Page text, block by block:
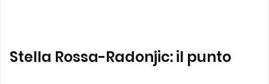
Stella Rossa-Radonjic: il punto